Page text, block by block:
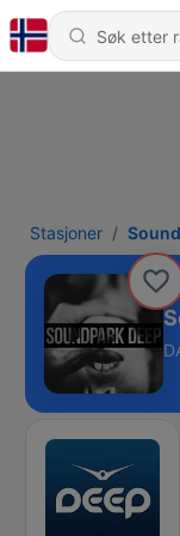
Stasjoner